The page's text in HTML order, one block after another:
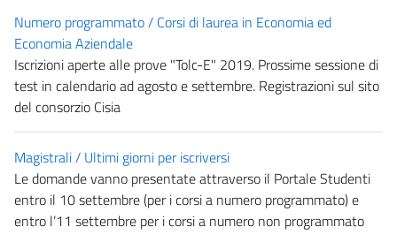
Numero programmato / Corsi di laurea in Economia ed
Economia Aziendale
Iscrizioni aperte alle prove "Tolc-E" 2019. Prossime sessione di
test in calendario ad agosto e settembre. Registrazioni sul sito
del consorzio Cisia
Magistrali / Ultimi giorni per iscriversi
Le domande vanno presentate attraverso il Portale Studenti
entro il 10 settembre (per i corsi a numero programmato) e
entro l’11 settembre per i corsi a numero non programmato